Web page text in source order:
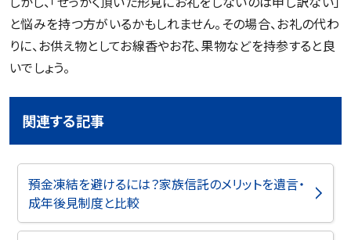
と悩みを持つ方がいるかもしれません。その場合、お礼の代わ
りに、お供え物としてお線香やお花、果物などを持参すると良
いでしょう。
関連する記事
預金凍結を避けるには？家族信託のメリットを遺言・
成年後見制度と比較